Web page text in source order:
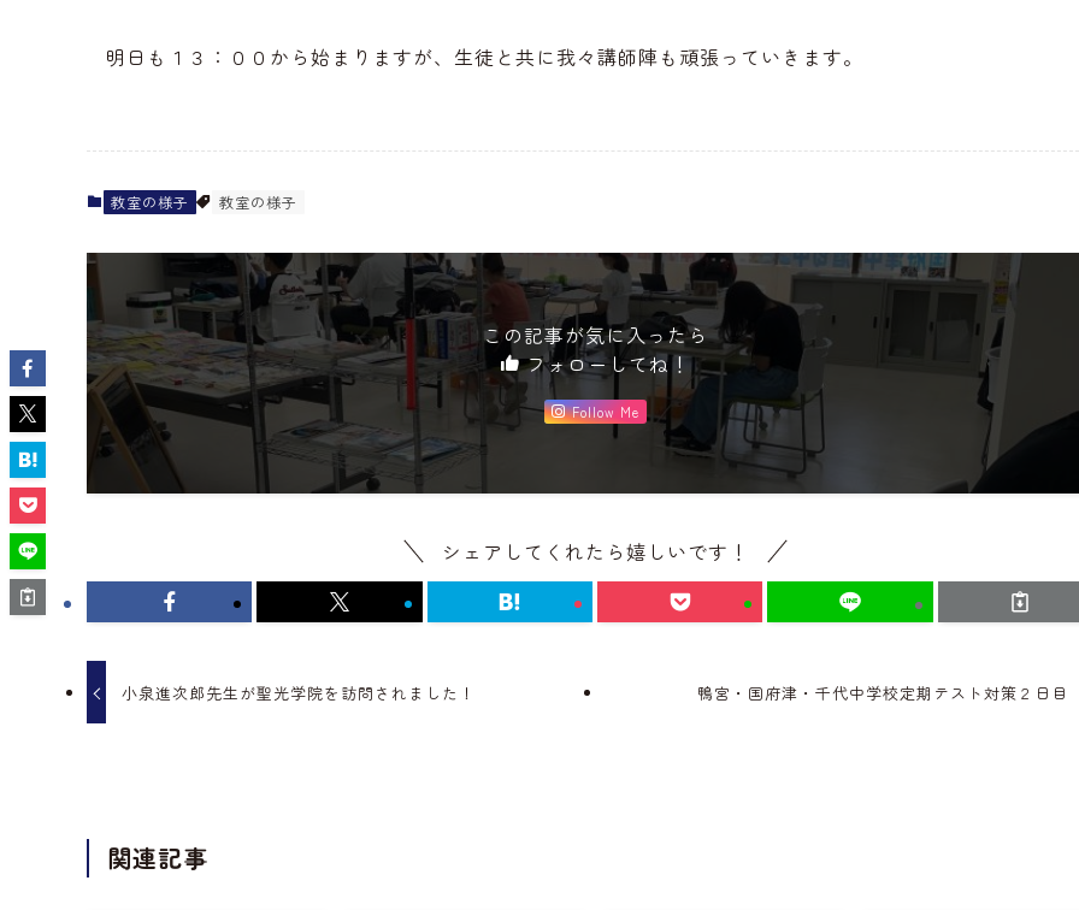
明日も１３：００から始まりますが、生徒と共に我々講師陣も頑張っていきます。
教室の様子 教室の様子
この記事が気に入ったら
フォローしてね！
Follow Me
シェアしてくれたら嬉しいです！
小泉進次郎先生が聖光学院を訪問されました！ 鴨宮・国府津・千代中学校定期テスト対策２日目
関連記事